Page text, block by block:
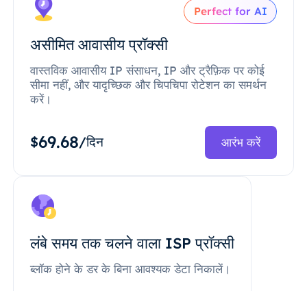
Perfect for AI
असीमित आवासीय प्रॉक्सी
वास्तविक आवासीय IP संसाधन, IP और ट्रैफ़िक पर कोई
सीमा नहीं, और यादृच्छिक और चिपचिपा रोटेशन का समर्थन
करें।
$69.68/दिन आरंभ करें
लंबे समय तक चलने वाला ISP प्रॉक्सी
ब्लॉक होने के डर के बिना आवश्यक डेटा निकालें।